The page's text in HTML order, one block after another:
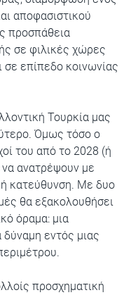
αποφασιστικού
προσπάθεια
σε φιλικές χώρες
σε επίπεδο κοινωνίας
Τουρκία μας
Όμως τόσο ο
του από το 2028 (ή
ανατρέψουν με
κατεύθυνση. Με δυο
θα εξακολουθήσει
όραμα: μια
δύναμη εντός μιας
προσχηματική